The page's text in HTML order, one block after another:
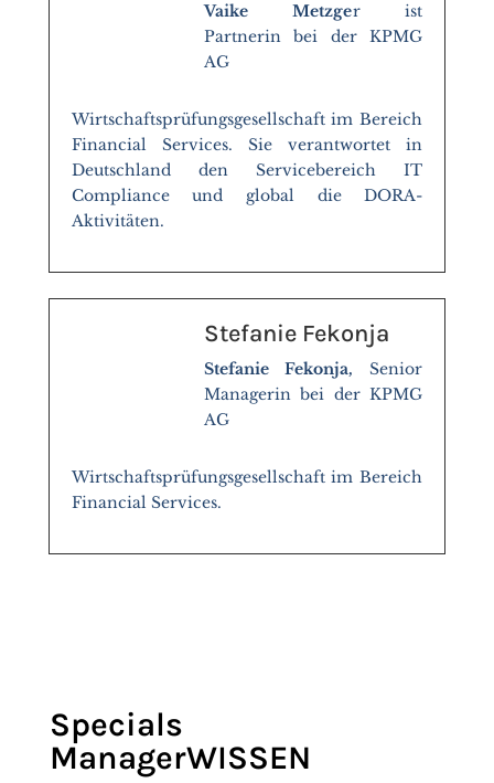
Vaike Metzger ist
Partnerin bei der KPMG
AG
Wirtschaftsprüfungsgesellschaft im Bereich
Financial Services. Sie verantwortet in
Deutschland den Servicebereich IT
Compliance und global die DORA-
Aktivitäten.
Stefanie Fekonja
Stefanie Fekonja,Senior
Managerin bei der KPMG
AG
Wirtschaftsprüfungsgesellschaft im Bereich
Financial Services.
Specials
ManagerWISSEN